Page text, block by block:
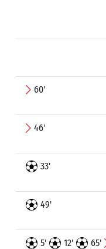
60'
46'
33'
49'
5' 12' 65'